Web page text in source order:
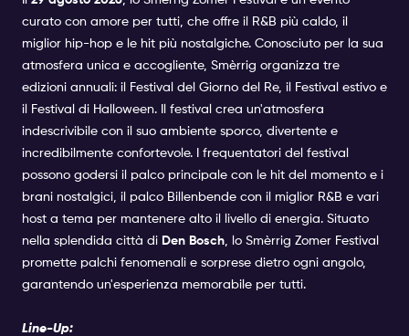
curato con amore per tutti, che offre il R&B più caldo, il
miglior hip-hop e le hit più nostalgiche. Conosciuto per la sua
atmosfera unica e accogliente, Smèrrig organizza tre
edizioni annuali: il Festival del Giorno del Re, il Festival estivo e
il Festival di Halloween. Il festival crea un'atmosfera
indescrivibile con il suo ambiente sporco, divertente e
incredibilmente confortevole. I frequentatori del festival
possono godersi il palco principale con le hit del momento e i
brani nostalgici, il palco Billenbende con il miglior R&B e vari
host a tema per mantenere alto il livello di energia. Situato
nella splendida città di Den Bosch , lo Smèrrig Zomer Festival
promette palchi fenomenali e sorprese dietro ogni angolo,
garantendo un'esperienza memorabile per tutti.
Line-Up: